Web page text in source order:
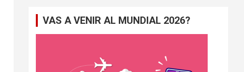
c
VAS A VENIR AL MUNDIAL 2026?